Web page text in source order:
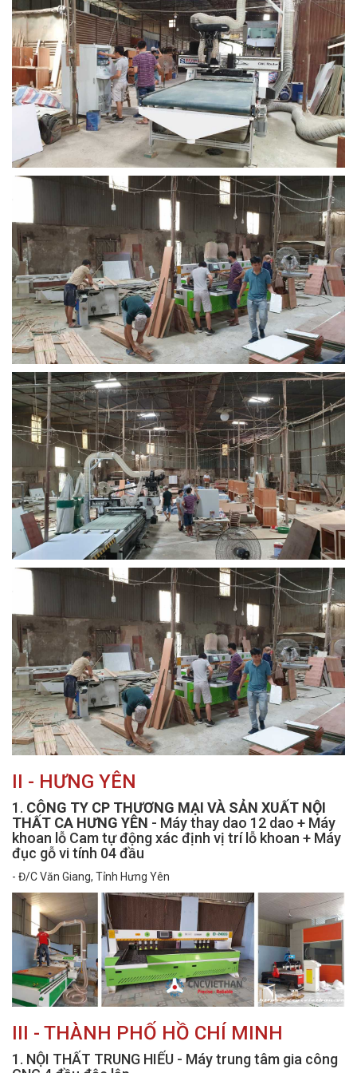
II - HƯNG YÊN
1. CÔNG TY CP THƯƠNG MẠI VÀ SẢN XUẤT NỘI
THẤT CA HƯNG YÊN - Máy thay dao 12 dao + Máy
khoan lỗ Cam tự động xác định vị trí lỗ khoan + Máy
đục gỗ vi tính 04 đầu
- Đ/C Văn Giang, Tỉnh Hưng Yên
III - THÀNH PHỐ HỒ CHÍ MINH
1. NỘI THẤT TRUNG HIẾU - Máy trung tâm gia công